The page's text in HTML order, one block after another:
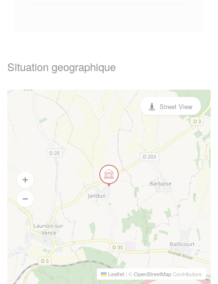
Situation geographique
Leaflet | ©OpenStreetMapContributors
Street View